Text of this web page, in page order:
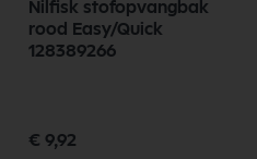
Nilfisk stofopvangbak
rood Easy/Quick
128389266
€ 9,92